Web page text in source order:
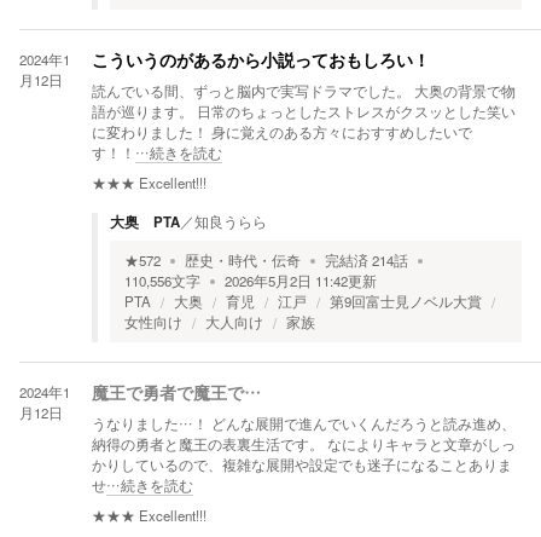
2024年1
月12日
こういうのがあるから小説っておもしろい！
読んでいる間、ずっと脳内で実写ドラマでした。 大奥の背景で物
語が巡ります。 日常のちょっとしたストレスがクスッとした笑い
に変わりました！ 身に覚えのある方々におすすめしたいで
す！！ …続きを読む
★★★ Excellent!!!
大奥 PTA／知良うらら
★572 歴史・時代・伝奇 完結済214話
110,556文字 2026年5月2日 11:42更新
PTA
大奥 育児 江戸
第9回富士見ノベル大賞
女性向け
大人向け 家族
2024年1
月12日
魔王で勇者で魔王で…
うなりました…！ どんな展開で進んでいくんだろうと読み進め、
納得の勇者と魔王の表裏生活です。 なによりキャラと文章がしっ
かりしているので、複雑な展開や設定でも迷子になることありま
せ…続きを読む
★★★ Excellent!!!